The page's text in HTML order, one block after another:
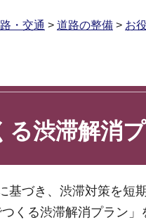
・交通 > 道路の整備 > お
渋滞解消プ
基づき、渋滞対策を短
くる渋滞解消プラン」